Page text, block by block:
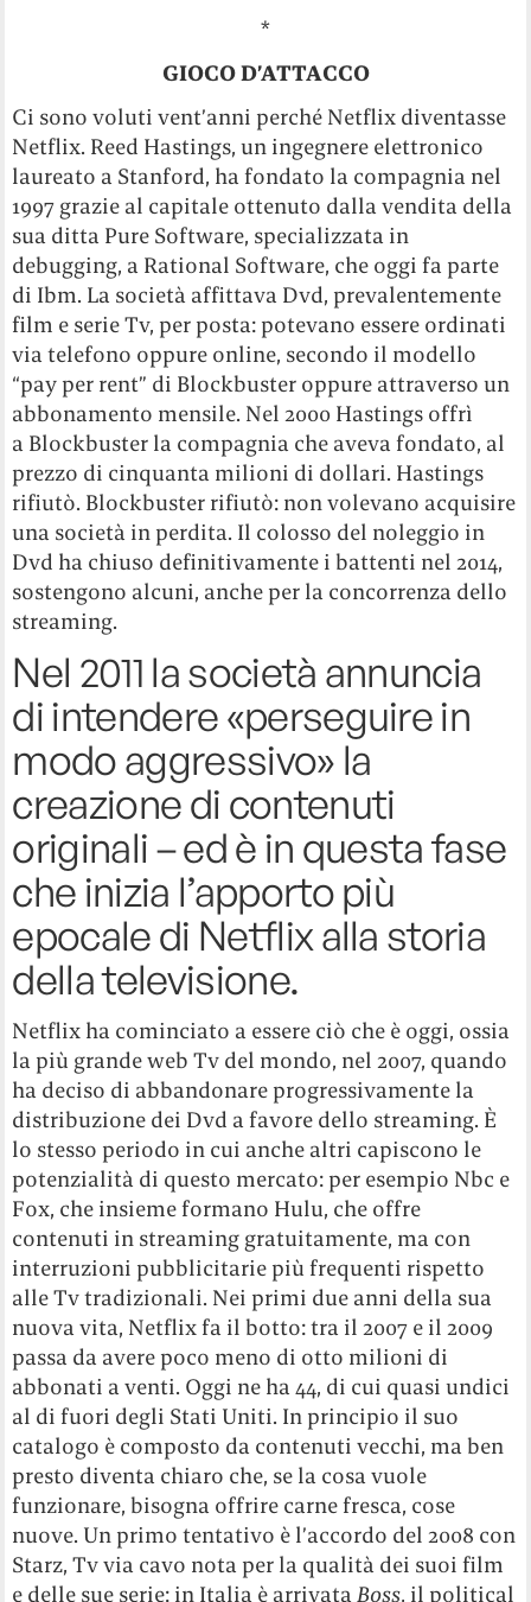
*
GIOCO D’ATTACCO
Ci sono voluti vent’anni perché Netflix diventasse
Netflix. Reed Hastings, un ingegnere elettronico
laureato a Stanford, ha fondato la compagnia nel
1997 grazie al capitale ottenuto dalla vendita della
sua ditta Pure Software, specializzata in
debugging, a Rational Software, che oggi fa parte
di Ibm. La società affittava Dvd, prevalentemente
film e serie Tv, per posta: potevano essere ordinati
via telefono oppure online, secondo il modello
“pay per rent” di Blockbuster oppure attraverso un
abbonamento mensile. Nel 2000 Hastings offrì
a Blockbuster la compagnia che aveva fondato, al
prezzo di cinquanta milioni di dollari. Hastings
rifiutò. Blockbuster rifiutò: non volevano acquisire
una società in perdita. Il colosso del noleggio in
Dvd ha chiuso definitivamente i battenti nel 2014,
sostengono alcuni, anche per la concorrenza dello
streaming.
Nel 2011 la società annuncia
di intendere «perseguire in
modo aggressivo» la
creazione di contenuti
originali – ed è in questa fase
che inizia l’apporto più
epocale di Netflix alla storia
della televisione.
Netflix ha cominciato a essere ciò che è oggi, ossia
la più grande web Tv del mondo, nel 2007, quando
ha deciso di abbandonare progressivamente la
distribuzione dei Dvd a favore dello streaming. È
lo stesso periodo in cui anche altri capiscono le
potenzialità di questo mercato: per esempio Nbc e
Fox, che insieme formano Hulu, che offre
contenuti in streaming gratuitamente, ma con
interruzioni pubblicitarie più frequenti rispetto
alle Tv tradizionali. Nei primi due anni della sua
nuova vita, Netflix fa il botto: tra il 2007 e il 2009
passa da avere poco meno di otto milioni di
abbonati a venti. Oggi ne ha 44, di cui quasi undici
al di fuori degli Stati Uniti. In principio il suo
catalogo è composto da contenuti vecchi, ma ben
presto diventa chiaro che, se la cosa vuole
funzionare, bisogna offrire carne fresca, cose
nuove. Un primo tentativo è l’accordo del 2008 con
Starz, Tv via cavo nota per la qualità dei suoi film
e delle sue serie: in Italia è arrivataBoss, il political